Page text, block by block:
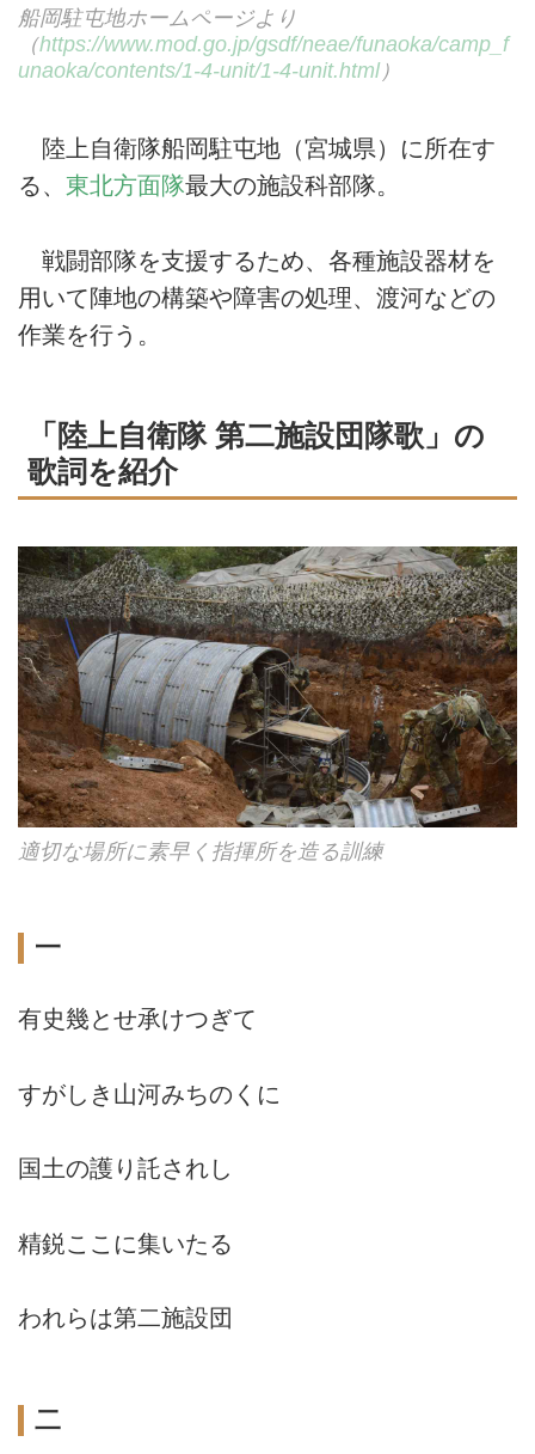
船岡駐屯地ホームページより
（https://www.mod.go.jp/gsdf/neae/funaoka/camp_f
unaoka/contents/1-4-unit/1-4-unit.html）
陸上自衛隊船岡駐屯地（宮城県）に所在す
る、 東北方面隊最大の施設科部隊。
戦闘部隊を支援するため、各種施設器材を
用いて陣地の構築や障害の処理、渡河などの
作業を行う。
「陸上自衛隊 第二施設団隊歌」の
歌詞を紹介
適切な場所に素早く指揮所を造る訓練
一
有史幾とせ承けつぎて
すがしき山河みちのくに
国土の護り託されし
精鋭ここに集いたる
われらは第二施設団
二